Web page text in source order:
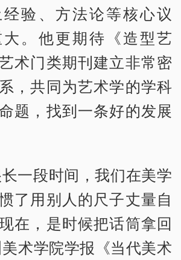
验、方法论等核心议
。他更期待《造型艺
术门类期刊建立非常密
，共同为艺术学的学科
题，找到一条好的发展
一段时间，我们在美学
了用别人的尺子丈量自
在，是时候把话筒拿回
术学院学报《当代美术